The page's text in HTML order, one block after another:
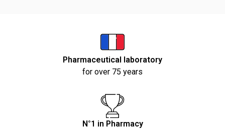
Pharmaceutical laboratory
for over 75 years
N°1 in Pharmacy